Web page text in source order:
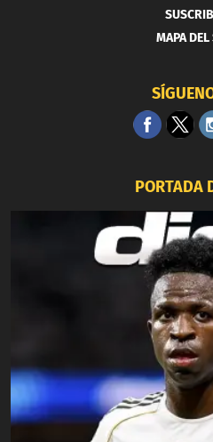
MAPA
PORTADA